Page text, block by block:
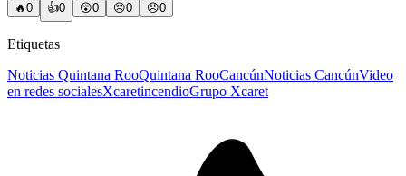
🔥0 👍0 😲0 😢0 😠0
Etiquetas
Noticias Quintana RooQuintana RooCancúnNoticias CancúnVideo
en redes socialesXcaretincendioGrupo Xcaret